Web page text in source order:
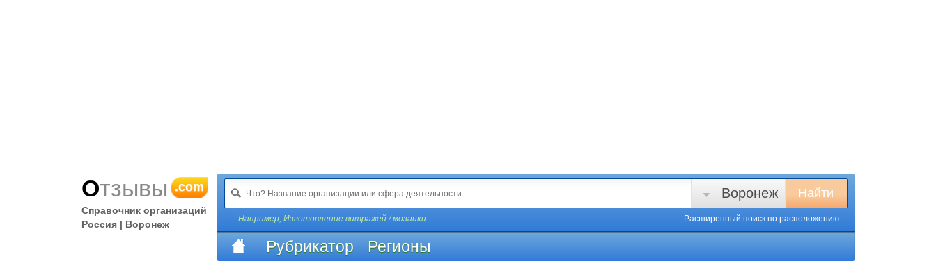
Отзывы .com
Справочник организаций
Россия | Воронеж
Найти
Воронеж
Например, Изготовление витражей / мозаики Расширенный поиск по расположению
Рубрикатор Регионы